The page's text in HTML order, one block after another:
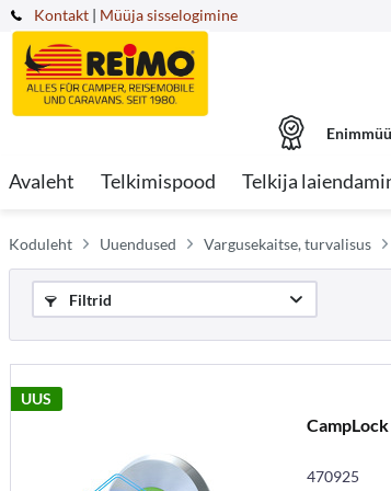
Kontakt | Müüja sisselogimine
Avaleht Telkimispood Telkija
Koduleht Uuendused Vargusekaitse, turvalisus
Filtrid
UUS
470925